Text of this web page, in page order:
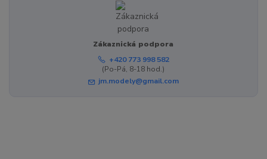
Zákaznická podpora
+420 773 998 582
(Po-Pá, 8-18 hod.)
jm.modely@gmail.com